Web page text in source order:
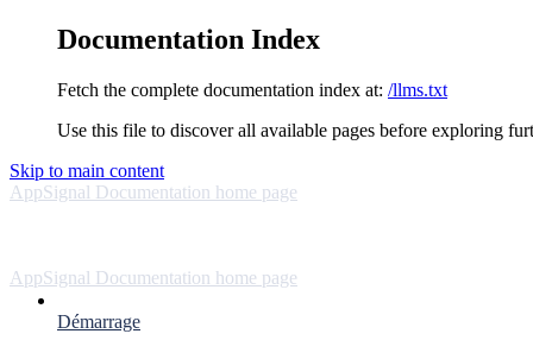
Documentation Index
Fetch the complete documentation index at: /llms.txt
Use this file to discover all available pages before exploring
Skip to main content
AppSignal Documentation home page
AppSignal Documentation home page
Démarrage